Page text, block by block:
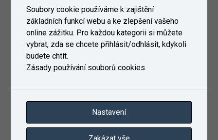
Soubory cookie používáme k zajištění
základních funkcí webu a ke zlepšení vašeho
online zážitku. Pro každou kategorii si můžete
vybrat, zda se chcete přihlásit/odhlásit, kdykoli
budete chtít.
Zásady používání souborů cookies
Nastavení